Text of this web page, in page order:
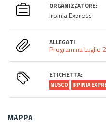
ORGANIZZATORE:
Irpinia Express
ALLEGATI:
Programma Luglio
ETICHETTA:
NUSCO IRPINIA
MAPPA